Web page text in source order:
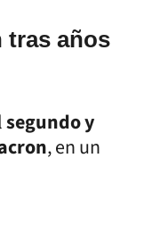
tras años
segundo y
, en un